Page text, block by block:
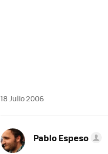
18 Julio 2006
Pablo Espeso